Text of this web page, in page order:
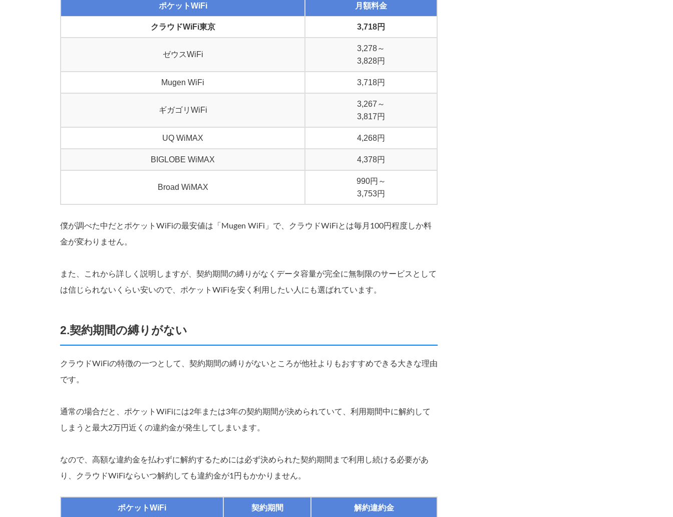
ポケットWiFi 月額料金
クラウドWiFi東京 3,718円
ゼウスWiFi
3,278～
3,828円
Mugen WiFi 3,718円
ギガゴリWiFi
3,267～
3,817円
UQ WiMAX 4,268円
BIGLOBE WiMAX 4,378円
Broad WiMAX
990円～
3,753円
僕が調べた中だとポケットWiFiの最安値は「Mugen WiFi」で、クラウドWiFiとは毎月100円程度しか料
金が変わりません。
また、これから詳しく説明しますが、契約期間の縛りがなくデータ容量が完全に無制限のサービスとして
は信じられないくらい安いので、ポケットWiFiを安く利用したい人にも選ばれています。
2.契約期間の縛りがない
クラウドWiFiの特徴の一つとして、契約期間の縛りがないところが他社よりもおすすめできる大きな理由
です。
通常の場合だと、ポケットWiFiには2年または3年の契約期間が決められていて、利用期間中に解約して
しまうと最大2万円近くの違約金が発生してしまいます。
なので、高額な違約金を払わずに解約するためには必ず決められた契約期間まで利用し続ける必要があ
り、クラウドWiFiならいつ解約しても違約金が1円もかかりません。
ポケットWiFi 契約期間 解約違約金